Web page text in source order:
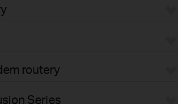
routery
Series